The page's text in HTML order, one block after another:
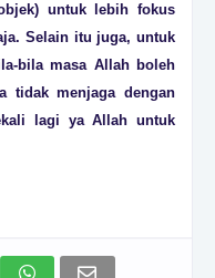
untuk lebih fokus
Selain itu juga, untuk
bila masa Allah boleh
menjaga dengan
lagi ya Allah untuk